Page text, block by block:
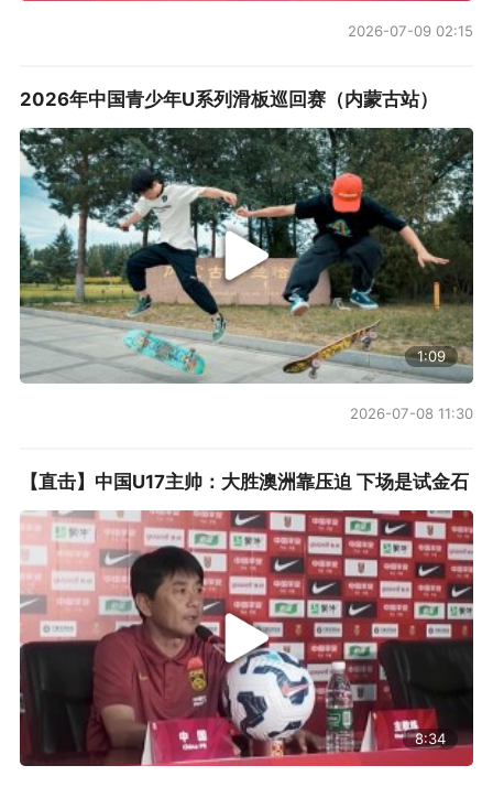
2026-07-09 02:15
2026年中国青少年U系列滑板巡回赛（内蒙古站）
1:09
2026-07-08 11:30
【直击】中国U17主帅：大胜澳洲靠压迫 下场是试金石
8:34